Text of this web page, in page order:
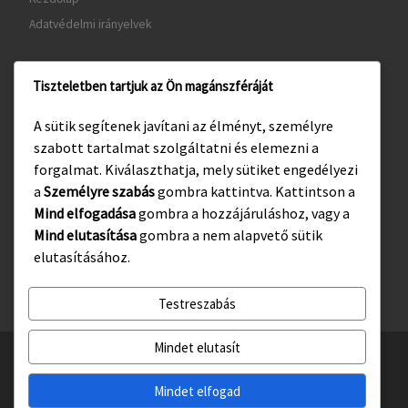
Adatvédelmi irányelvek
www.visitgyula.com
www.gyulakult.hu
Facebook Instagram
© 2026Gyulasport Nonprofit Kft.– All rights reserved
– Designed with theCustomizr téma haladó beállításai
Tiszteletben tartjuk az Ön magánszféráját
A sütik segítenek javítani az élményt, személyre
szabott tartalmat szolgáltatni és elemezni a
forgalmat. Kiválaszthatja, mely sütiket engedélyezi
a Személyre szabásgombra kattintva. Kattintson a
Mind elfogadásagombra a hozzájáruláshoz, vagy a
Mind elutasításagombra a nem alapvető sütik
elutasításához.
Testreszabás
Mindet elutasít
Mindet elfogad